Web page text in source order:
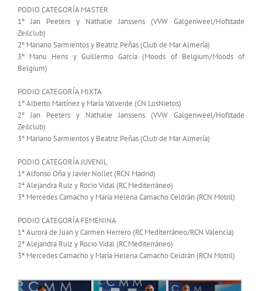
PODIO CATEGORÍA MASTER
1º Jan Peeters y Nathalie Janssens (VVW Galgenweel/Hofstade
Zeilclub)
2º Mariano Sarmientos y Beatriz Peñas (Club de Mar Almería)
3º Manu Hens y Guillermo García (Moods of Belgium/Moods of
Belgium)
PODIO CATEGORÍA MIXTA
1º Alberto Martínez y María Valverde (CN LosNietos)
2º Jan Peeters y Nathalie Janssens (VVW Galgenweel/Hofstade
Zeilclub)
3º Mariano Sarmientos y Beatriz Peñas (Club de Mar Almería)
PODIO CATEGORÍA JUVENIL
1º Alfonso Oña y Javier Nollet (RCN Madrid)
2ª Alejandra Ruiz y Rocio Vidal (RC Mediterráneo)
3ª Mercedes Camacho y María Helena Camacho Celdrán (RCN Motril)
PODIO CATEGORÍA FEMENINA
1ª Aurora de Juan y Carmen Herrero (RC Mediterráneo/RCN Valencia)
2ª Alejandra Ruiz y Rocio Vidal (RC Mediterráneo)
3ª Mercedes Camacho y María Helena Camacho Celdrán (RCN Motril)